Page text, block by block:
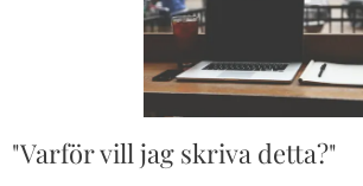
"Varför vill jag skriva detta?"